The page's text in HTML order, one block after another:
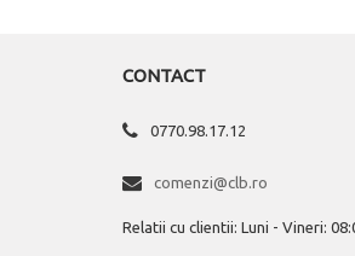
CONTACT
0770.98.17.12
comenzi@clb.ro
Relatii cu clientii: Luni - Vineri: